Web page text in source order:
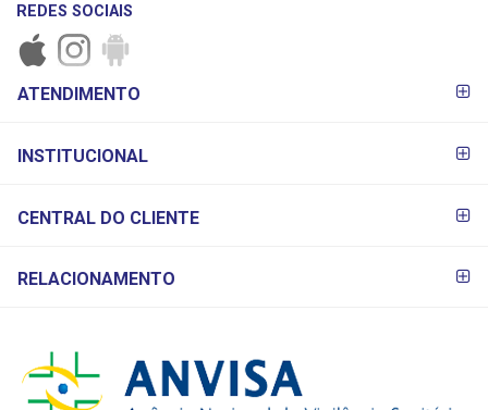
REDES SOCIAIS
PAGAMENTO
ATENDIMENTO
INSTITUCIONAL
CENTRAL DO CLIENTE
RELACIONAMENTO